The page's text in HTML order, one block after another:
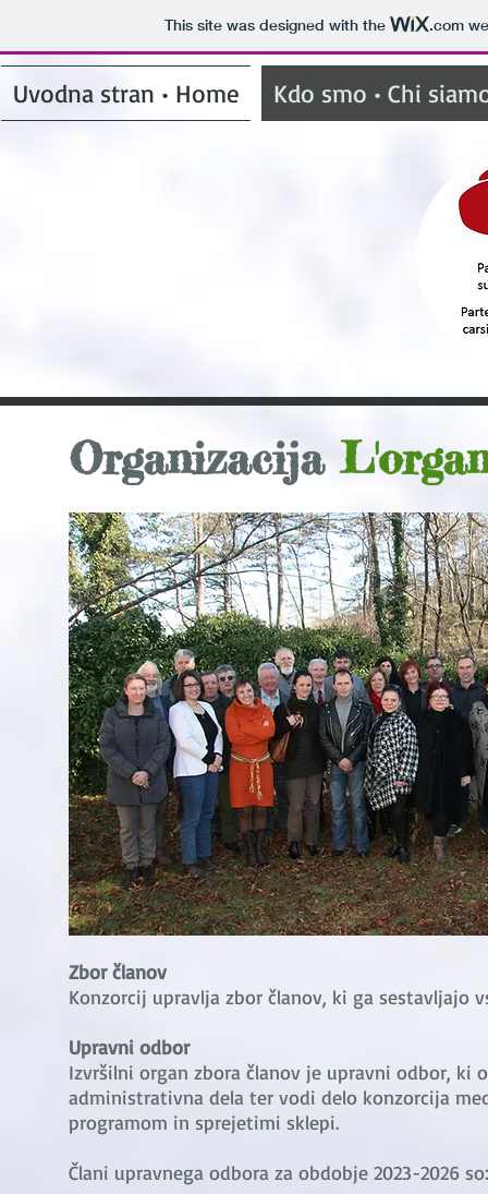
This site was designed with the .com
Uvodna stran • Home Kdo smo • Chi
Organizacija
Zbor članov
Konzorcij upravlja zbor članov, ki ga sestavljajo
Upravni odbor
Izvršilni organ zbora članov je upravni odbor, ki
administrativna dela ter vodi delo konzorcija
programom in sprejetimi sklepi.
Člani upravnega odbora za obdobje 2023-2026 so: